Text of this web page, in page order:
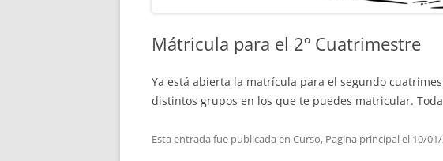
Mátricula para el 2º Cuatrimestre
Ya está abierta la matrícula para el segundo
distintos grupos en los que te puedes matricular.
Esta entrada fue publicada en Curso, Pagina principalel 10/